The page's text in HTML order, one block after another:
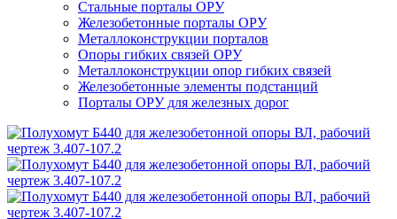
Стальные порталы ОРУ
Железобетонные порталы ОРУ
Металлоконструкции порталов
Опоры гибких связей ОРУ
Металлоконструкции опор гибких связей
Железобетонные элементы подстанций
Порталы ОРУ для железных дорог